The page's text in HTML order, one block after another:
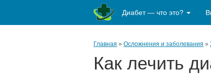
Диабет — что это?
Главная » Осложнения и заболевания »
Как лечить